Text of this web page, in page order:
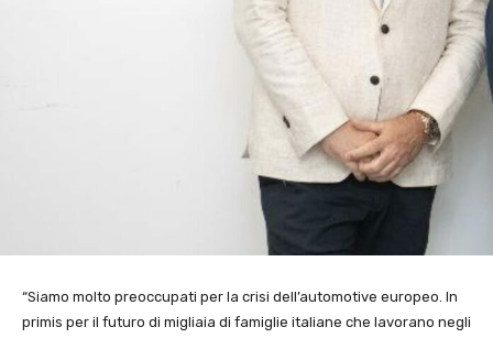
“Siamo molto preoccupati per la crisi dell’automotive europeo. In
primis per il futuro di migliaia di famiglie italiane che lavorano negli